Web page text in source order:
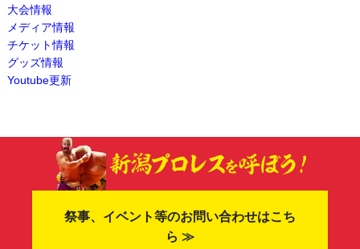
大会情報
メディア情報
チケット情報
グッズ情報
Youtube更新
祭事、イベント等のお問い合わせはこち
ら ≫